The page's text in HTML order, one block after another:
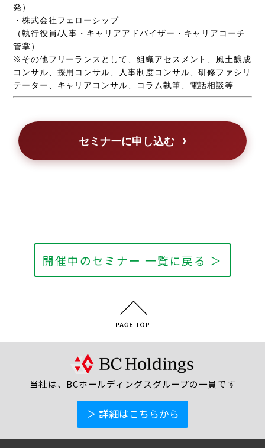
発）
・株式会社フェローシップ
（執行役員/人事・キャリアアドバイザー・キャリアコーチ
管掌）
※その他フリーランスとして、組織アセスメント、風土醸成
コンサル、採用コンサル、人事制度コンサル、研修ファシリ
テーター、キャリアコンサル、コラム執筆、電話相談等
セミナーに申し込む
開催中のセミナー 一覧に戻る ＞
当社は、BCホールディングスグループの一員です
＞ 詳細はこちらから